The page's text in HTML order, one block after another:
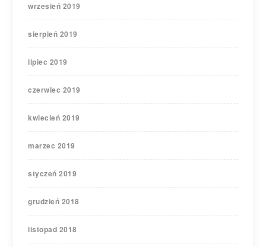
wrzesień 2019
sierpień 2019
lipiec 2019
czerwiec 2019
kwiecień 2019
marzec 2019
styczeń 2019
grudzień 2018
listopad 2018